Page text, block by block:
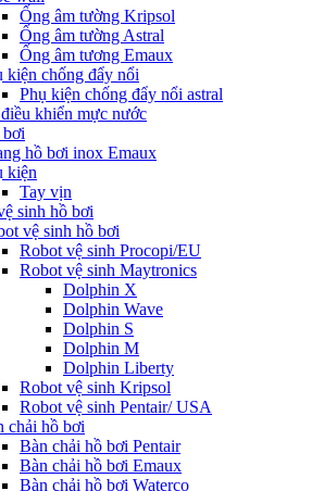
Ống âm tường Kripsol
Ống âm tường Astral
Ống âm tương Emaux
kiện chống đẩy nổi
Phụ kiện chống đẩy nổi astral
khiển mực nước
hồ bơi inox Emaux
kiện
Tay vịn
sinh hồ bơi
vệ sinh hồ bơi
Robot vệ sinh Procopi/EU
Robot vệ sinh Maytronics
Dolphin X
Dolphin Wave
Dolphin S
Dolphin M
Dolphin Liberty
Robot vệ sinh Kripsol
Robot vệ sinh Pentair/ USA
chải hồ bơi
Bàn chải hồ bơi Pentair
Bàn chải hồ bơi Emaux
Bàn chải hồ bơi Waterco